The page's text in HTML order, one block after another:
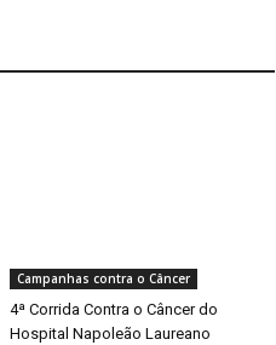
Campanhas contra o Câncer
4ª Corrida Contra o Câncer do
Hospital Napoleão Laureano